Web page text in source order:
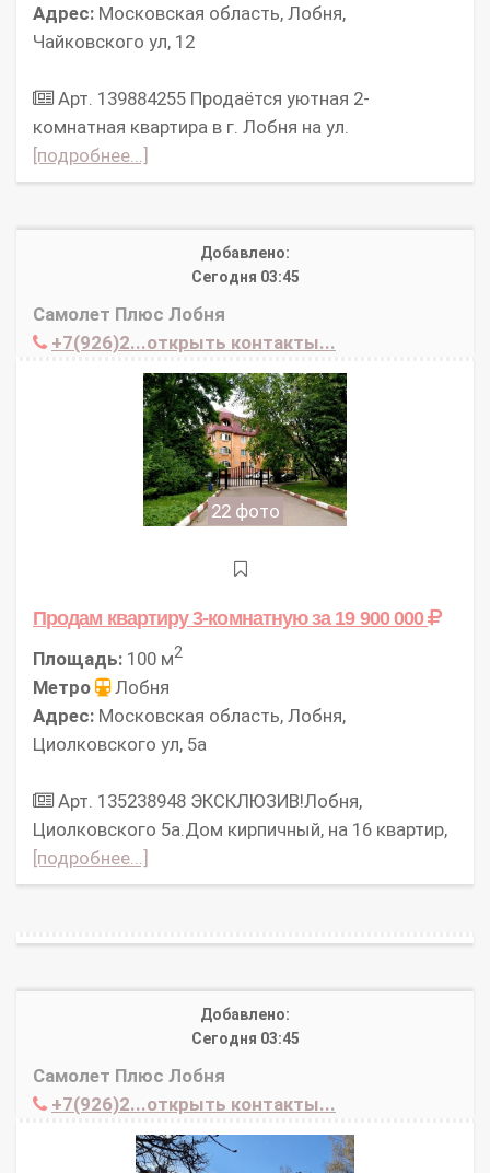
Адрес: Московская область, Лобня,
Чайковского ул, 12
Арт. 139884255 Продаётся уютная 2-
комнатная квартира в г. Лобня на ул.
[подробнее...]
Добавлено:
Сегодня 03:45
Самолет Плюс Лобня
+7(926)2...открыть контакты...
22 фото
Продам квартиру 3-комнатнуюза 19 900 000
Площадь: 100 м2
Метро
Лобня
Адрес: Московская область, Лобня,
Циолковского ул, 5а
Арт. 135238948 ЭКСКЛЮЗИВ!Лобня,
Циолковского 5а.Дом кирпичный, на 16 квартир,
[подробнее...]
Добавлено:
Сегодня 03:45
Самолет Плюс Лобня
+7(926)2...открыть контакты...